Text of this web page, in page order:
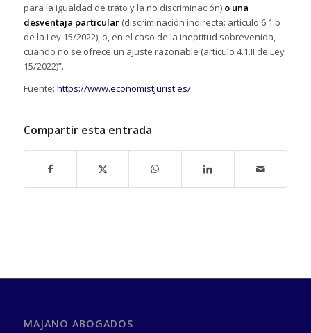
para la igualdad de trato y la no discriminación) o una
desventaja particular(discriminación indirecta: artículo 6.1.b
de la Ley 15/2022), o, en el caso de la ineptitud sobrevenida,
cuando no se ofrece un ajuste razonable (artículo 4.1.II de Ley
15/2022)”.
Fuente: https://www.economistjurist.es/
Compartir esta entrada
MAJANO ABOGADOS